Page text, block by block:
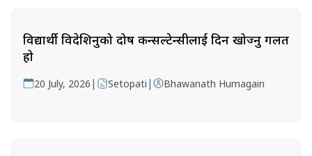
विद्यार्थी विदेशिनुको दोष कन्सल्टेन्सीलाई दिन खोज्नु गलत
हो
20 July, 2026 | Setopati | Bhawanath Humagain